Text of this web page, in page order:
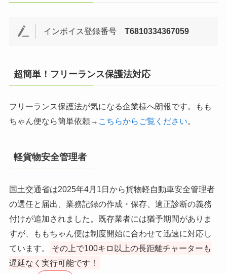
インボイス登録番号T6810334367059
超簡単！フリーランス保護法対応
フリーランス保護法が気になる企業様へ朗報です。もも
ちゃん便なら簡単依頼→ こちらからご覧ください。
軽貨物安全管理者
国土交通省は2025年4月1日から貨物軽自動車安全管理者
の選任と届出、業務記録の作成・保存、適正診断の義務
付けが追加されました。既存業者には猶予期間がありま
すが、ももちゃん便は制度開始に合わせて迅速に対応し
ています。
その上で100キロ以上の長距離チャーターも
遅延なく実行可能です！